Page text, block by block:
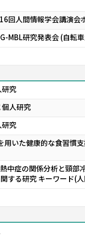
回人間情報学会講演
MBL研究発表会 (自転
研究
人研究
研究
いた健康的な食習慣
中症の関係分析と頸
する研究 キーワード(